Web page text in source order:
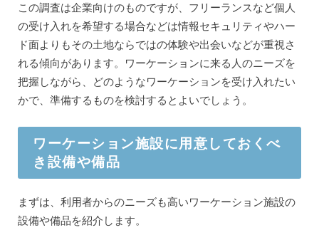
この調査は企業向けのものですが、フリーランスなど個人
の受け入れを希望する場合などは情報セキュリティやハー
ド面よりもその土地ならではの体験や出会いなどが重視さ
れる傾向があります。ワーケーションに来る人のニーズを
把握しながら、どのようなワーケーションを受け入れたい
かで、準備するものを検討するとよいでしょう。
ワーケーション施設に用意しておくべ
き設備や備品
まずは、利用者からのニーズも高いワーケーション施設の
設備や備品を紹介します。